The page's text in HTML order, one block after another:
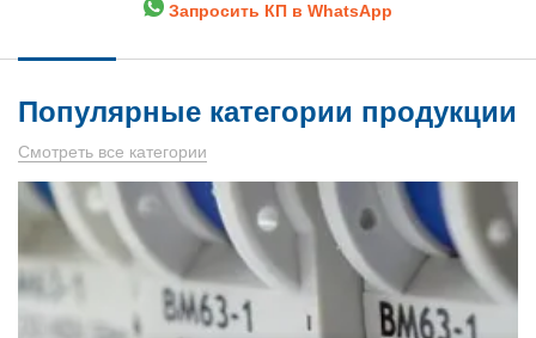
Запросить КП в WhatsApp
Популярные категории продукции
Смотреть все категории